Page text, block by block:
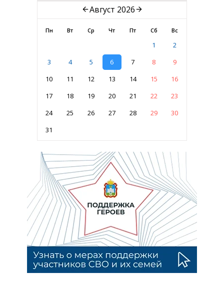
Август 2026
Пн Вт Ср Чт Пт Сб Вс
1
2
3
4 5 6 7 8
9
10
11 12 13 14 15
16
17
18 19 20 21 22
23
24
25 26 27 28 29
30
31